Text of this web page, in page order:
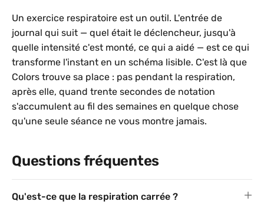
Un exercice respiratoire est un outil. L'entrée de
journal qui suit — quel était le déclencheur, jusqu'à
quelle intensité c'est monté, ce qui a aidé — est ce qui
transforme l'instant en un schéma lisible. C'est là que
Colors trouve sa place : pas pendant la respiration,
après elle, quand trente secondes de notation
s'accumulent au fil des semaines en quelque chose
qu'une seule séance ne vous montre jamais.
Questions fréquentes
Qu'est-ce que la respiration carrée ?